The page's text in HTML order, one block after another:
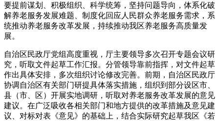
要提前谋划、积极组织、科学统筹，坚持问题导向，体系化破
解养老服务发展难题、制度化回应人民群众养老服务需求，系
统推动养老服务改革发展，持续推动我区养老服务高质量发
展。
自治区民政厅党组高度重视，厅主要领导多次召开专题会议研
究，听取文件起草工作汇报。分管领导靠前指挥，对文件起草
作出具体安排，多次组织讨论修改完善。前期，自治区民政厅
协调自治区有关部门研提具体落实措施，组织到部分设区市、
县（市、区）开展实地调研，听取对养老服务改革发展的意见
建议。在广泛吸收各相关部门和地方提供的改革措施及意见建
议、对标对表《意见》的基础上，结合实际研究起草我区《若